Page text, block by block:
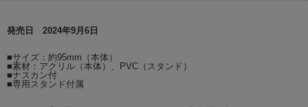
発売日 2024年9月6日
■サイズ：約95mm（本体）
■素材：アクリル（本体）、PVC（スタンド）
■ナスカン付
■専用スタンド付属